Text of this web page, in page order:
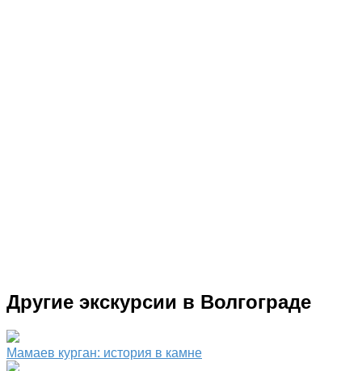
Другие экскурсии в Волгограде
Мамаев курган: история в камне